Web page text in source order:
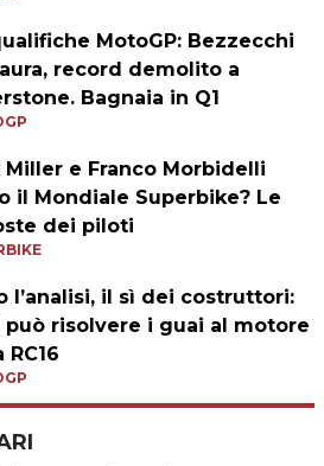
MotoGP: Bezzecchi
record demolito a
Bagnaia in Q1
Miller e Franco Morbidelli
il Mondiale Superbike? Le
dei piloti
l’analisi, il sì dei costruttori:
può risolvere i guai al motore
RC16